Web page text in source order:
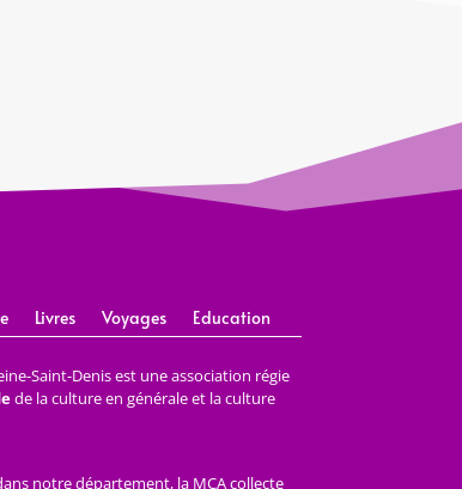
Livres Voyages Education
Saint-Denis est une association régie
de la culture en générale et la culture
notre département, la MCA collecte